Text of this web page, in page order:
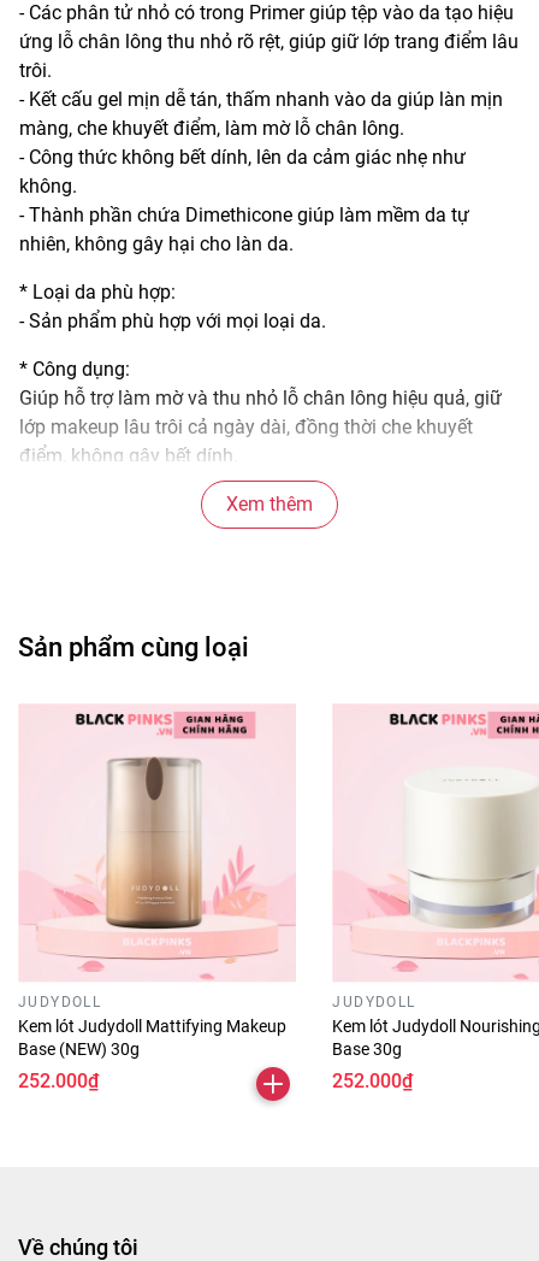
- Các phân tử nhỏ có trong Primer giúp tệp vào da tạo hiệu
ứng lỗ chân lông thu nhỏ rõ rệt, giúp giữ lớp trang điểm lâu
trôi.
- Kết cấu gel mịn dễ tán, thấm nhanh vào da giúp làn mịn
màng, che khuyết điểm, làm mờ lỗ chân lông.
- Công thức không bết dính, lên da cảm giác nhẹ như
không.
- Thành phần chứa Dimethicone giúp làm mềm da tự
nhiên, không gây hại cho làn da.
* Loại da phù hợp:
- Sản phẩm phù hợp với mọi loại da.
* Công dụng:
Giúp hỗ trợ làm mờ và thu nhỏ lỗ chân lông hiệu quả, giữ
lớp makeup lâu trôi cả ngày dài, đồng thời che khuyết
điểm, không gây bết dính.
Cyclopentasiloxane, Polymethyl Methacrylate,
* Hướng dẫn sử dụng:
(trán, mũi, 2 má và cằm).
- Dùng tay hoặc bông mút nhẹ nhàng tán đều khắp mặt.
- Để nơi khô ráo, thoáng mát.
- Đậy kín nắp sau khi sử dụng.
* Thông số sản phẩm:
- Thương hiệu: SILKYGIRL
- Xuất xứ: Malaysia
- Sản xuất: Thái Lan
#kemlot #kemlotsilygirl #silygirl
#kemlotchelochanlongsilygirlmau01natural
#blpsvn #blpscom #blpscomvn #blp #blpvn #blpcom
Xem thêm
Sản phẩm cùng loại
JUDYDOLL
Kem lót Judydoll Mattifying Makeup
Base (NEW) 30g
252.000₫
JUDYDOLL
Kem lót Judydoll
Base 30g
252.000₫
Về chúng tôi